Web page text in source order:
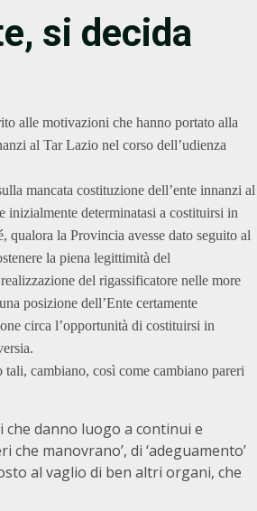
si decida
alle motivazioni che hanno portato alla
al Tar Lazio nel corso dell’udienza
mancata costituzione dell’ente innanzi al
inizialmente determinatasi a costituirsi in
la Provincia avesse dato seguito al
la piena legittimità del
del rigassificatore nelle more
posizione dell’Ente certamente
circa l’opportunità di costituirsi in
cambiano, così come cambiano pareri
danno luogo a continui e
manovrano’, di ‘adeguamento’
al vaglio di ben altri organi, che